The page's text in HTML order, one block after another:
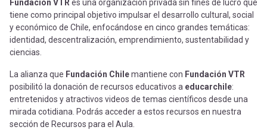
cuenta
Mobile]
Menú
entrar
la
navegación
Fundación VTR es una organización privada sin fines de lucro que
tiene como principal objetivo impulsar el desarrollo cultural, social
y económico de Chile, enfocándose en cinco grandes temáticas:
identidad, descentralización, emprendimiento, sustentabilidad y
ciencias.
La alianza que Fundación Chilemantiene con Fundación VTR
posibilitó la donación de recursos educativos a educarchile:
entretenidos y atractivos videos de temas científicos desde una
mirada cotidiana. Podrás acceder a estos recursos en nuestra
sección de Recursos para el Aula.